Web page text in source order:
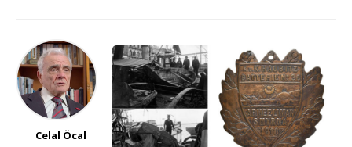
Celal Öcal